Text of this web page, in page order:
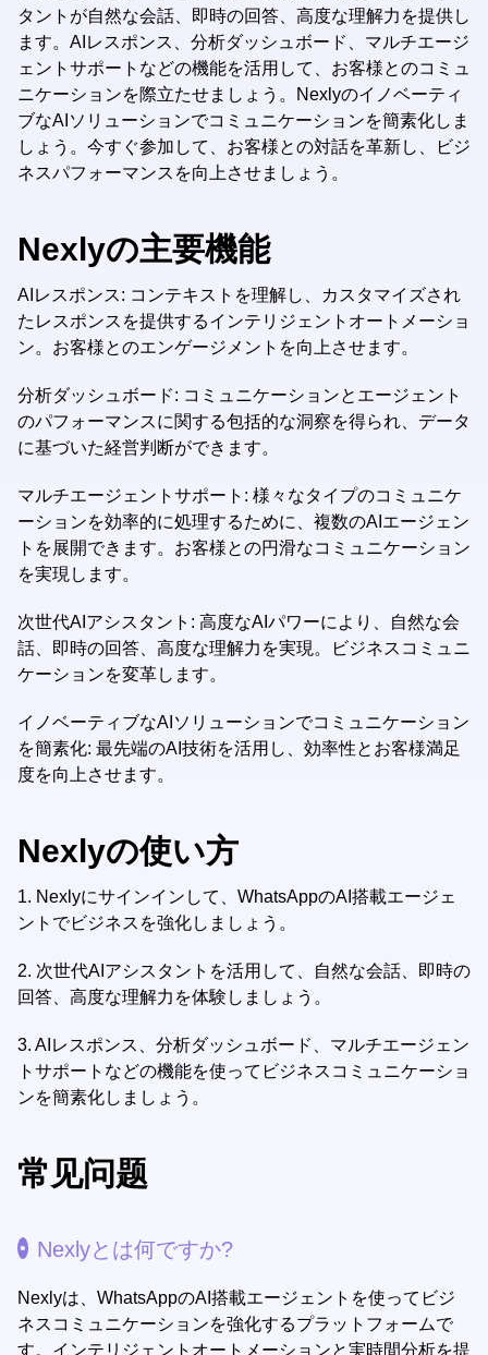
タントが自然な会話、即時の回答、高度な理解力を提供し
ます。AIレスポンス、分析ダッシュボード、マルチエージ
ェントサポートなどの機能を活用して、お客様とのコミュ
ニケーションを際立たせましょう。Nexlyのイノベーティ
ブなAIソリューションでコミュニケーションを簡素化しま
しょう。今すぐ参加して、お客様との対話を革新し、ビジ
ネスパフォーマンスを向上させましょう。
Nexlyの主要機能
AIレスポンス: コンテキストを理解し、カスタマイズされ
たレスポンスを提供するインテリジェントオートメーショ
ン。お客様とのエンゲージメントを向上させます。
分析ダッシュボード: コミュニケーションとエージェント
のパフォーマンスに関する包括的な洞察を得られ、データ
に基づいた経営判断ができます。
マルチエージェントサポート: 様々なタイプのコミュニケ
ーションを効率的に処理するために、複数のAIエージェン
トを展開できます。お客様との円滑なコミュニケーション
を実現します。
次世代AIアシスタント: 高度なAIパワーにより、自然な会
話、即時の回答、高度な理解力を実現。ビジネスコミュニ
ケーションを変革します。
イノベーティブなAIソリューションでコミュニケーション
を簡素化: 最先端のAI技術を活用し、効率性とお客様満足
度を向上させます。
Nexlyの使い方
1. Nexlyにサインインして、WhatsAppのAI搭載エージェ
ントでビジネスを強化しましょう。
2. 次世代AIアシスタントを活用して、自然な会話、即時の
回答、高度な理解力を体験しましょう。
3. AIレスポンス、分析ダッシュボード、マルチエージェン
トサポートなどの機能を使ってビジネスコミュニケーショ
ンを簡素化しましょう。
常见问题
Nexlyとは何ですか?
Nexlyは、WhatsAppのAI搭載エージェントを使ってビジ
ネスコミュニケーションを強化するプラットフォームで
す。インテリジェントオートメーションと実時間分析を提